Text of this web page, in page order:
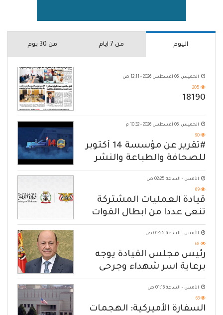
اليوم من 7 ايام من 30 يوم
الخميس, 06 أغسطس 2026 - 12:11 ص
205
18190
الخميس, 06 أغسطس 2026 - 10:32 م
90
#تقرير عن مؤسسة 14 أكتوبر
للصحافة والطباعة والنشر
الأمس - الساعة 02:25 ص
69
قيادة العمليات المشتركة
تنعى عددا من ابطال القوات
المسلحة
الأمس - الساعة 01:55 ص
68
رئيس مجلس القيادة يوجه
برعاية اسر شهداء وجرحى
الهجوم الإرهابي الحوثي والرد
الحازم على مصدر التهديد
الأمس - الساعة 01:16 ص
63
السفارة الأميركية: الهجمات